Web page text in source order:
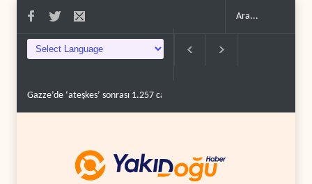
Gazze’de ‘ateşkes’ sonrası 1.257 can kaybı..